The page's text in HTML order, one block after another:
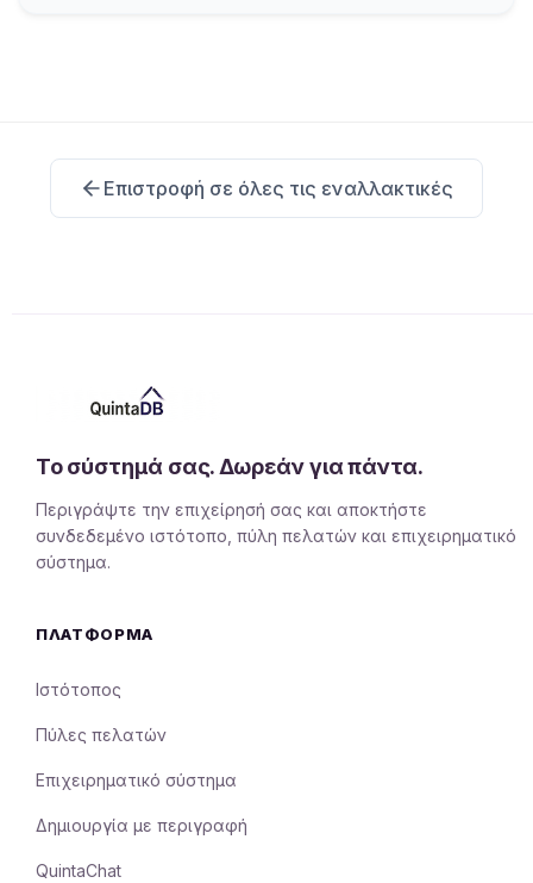
Επιστροφή σε όλες τις εναλλακτικές
Το σύστημά σας. Δωρεάν για πάντα.
Περιγράψτε την επιχείρησή σας και αποκτήστε
συνδεδεμένο ιστότοπο, πύλη πελατών και επιχειρηματικό
σύστημα.
ΠΛΑΤΦΌΡΜΑ
Ιστότοπος
Πύλες πελατών
Επιχειρηματικό σύστημα
Δημιουργία με περιγραφή
QuintaChat